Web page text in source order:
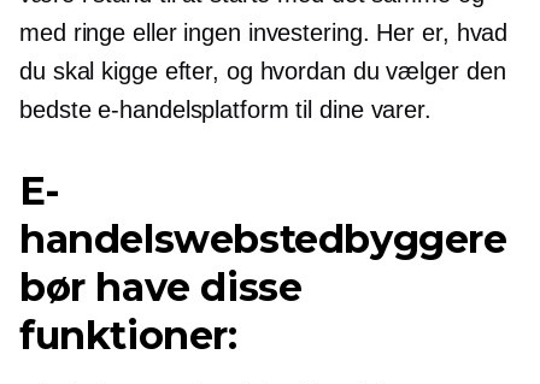
med ringe eller ingen investering. Her er, hvad
du skal kigge efter, og hvordan du vælger den
bedste e-handelsplatform til dine varer.
E-
handelswebstedbyggere
bør have disse
funktioner: